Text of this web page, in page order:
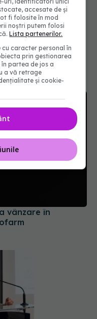
vânzare în
accesate de și
fi folosite în mod
noștri putem folosi
Lista partenerilor.
caracter personal în
prin gestionarea
partea de jos a
a vă retrage
și cookie-